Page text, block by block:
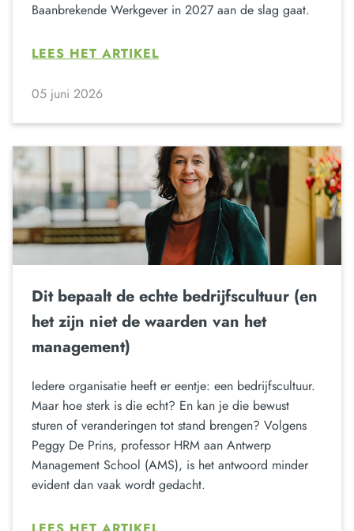
Baanbrekende Werkgever in 2027 aan de slag gaat.
LEES HET ARTIKEL
05 juni 2026
Dit bepaalt de echte bedrijfscultuur (en
het zijn niet de waarden van het
management)
Iedere organisatie heeft er eentje: een bedrijfscultuur.
Maar hoe sterk is die echt? En kan je die bewust
sturen of veranderingen tot stand brengen? Volgens
Peggy De Prins, professor HRM aan Antwerp
Management School (AMS), is het antwoord minder
evident dan vaak wordt gedacht.